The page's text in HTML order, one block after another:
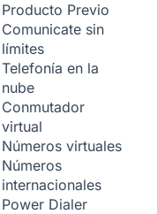
Producto Previo
Comunicate sin
límites
Telefonía en la
nube
Conmutador
virtual
Números virtuales
Números
internacionales
Power Dialer